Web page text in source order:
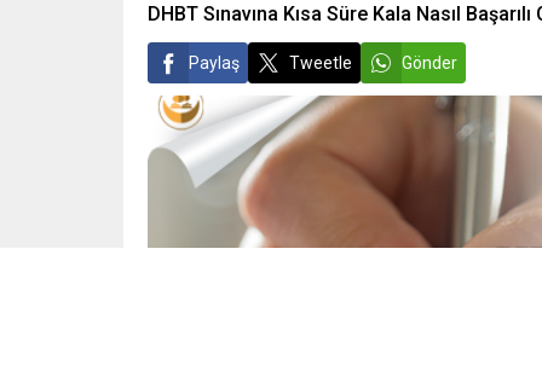
DHBT Sınavına Kısa Süre Kala Nasıl
Paylaş Tweetle Gönder